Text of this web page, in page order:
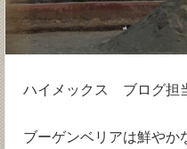
ハイメックス ブログ
ブーゲンベリアは鮮やか